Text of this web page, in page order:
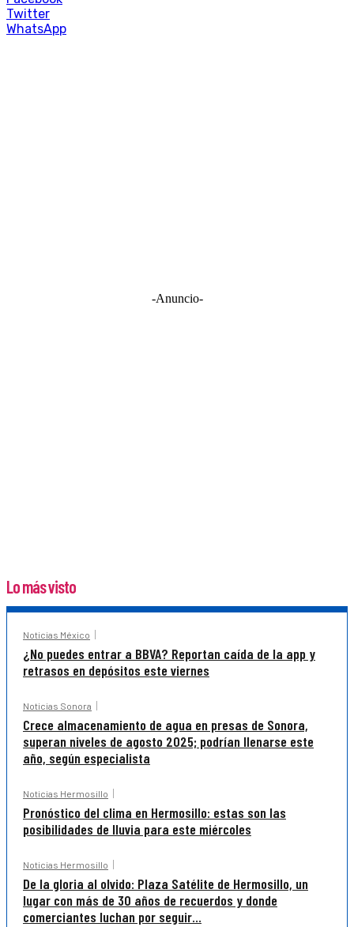
Twitter
WhatsApp
-Anuncio-
Lo más visto
Noticias México
¿No puedes entrar a BBVA? Reportan caída de la app y
retrasos en depósitos este viernes
Noticias Sonora
Crece almacenamiento de agua en presas de Sonora,
superan niveles de agosto 2025; podrían llenarse este
año, según especialista
Noticias Hermosillo
Pronóstico del clima en Hermosillo: estas son las
posibilidades de lluvia para este miércoles
Noticias Hermosillo
De la gloria al olvido: Plaza Satélite de Hermosillo, un
lugar con más de 30 años de recuerdos y donde
comerciantes luchan por seguir...